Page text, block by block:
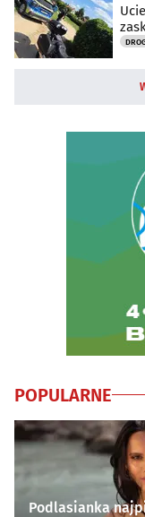
POPULARNE
Podlasianka